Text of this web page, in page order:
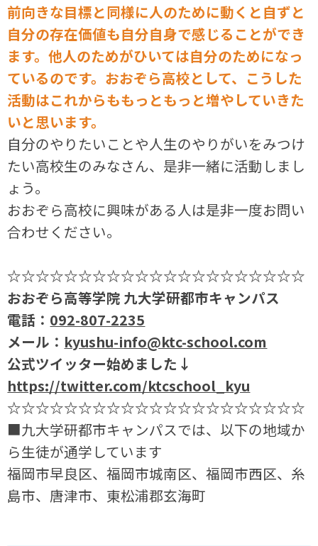
前向きな目標と同様に人のために動くと自ずと
自分の存在価値も自分自身で感じることができ
ます。他人のためがひいては自分のためになっ
ているのです。おおぞら高校として、こうした
活動はこれからももっともっと増やしていきた
いと思います。
自分のやりたいことや人生のやりがいをみつけ
たい高校生のみなさん、是非一緒に活動しまし
ょう。
おおぞら高校に興味がある人は是非一度お問い
合わせください。
☆☆☆☆☆☆☆☆☆☆☆☆☆☆☆☆☆☆☆☆☆
おおぞら高等学院 九大学研都市キャンパス
電話： 092-807-2235
メール： kyushu-info@ktc-school.com
公式ツイッター始めました↓
https://twitter.com/ktcschool_kyu
☆☆☆☆☆☆☆☆☆☆☆☆☆☆☆☆☆☆☆☆☆
■九大学研都市キャンパスでは、以下の地域か
ら生徒が通学しています
福岡市早良区、福岡市城南区、福岡市西区、糸
島市、唐津市、東松浦郡玄海町